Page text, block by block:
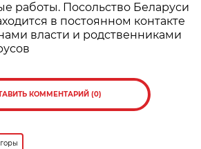
работы. Посольство Беларуси
в постоянном контакте
власти и родственниками
КОММЕНТАРИЙ (0)
горы